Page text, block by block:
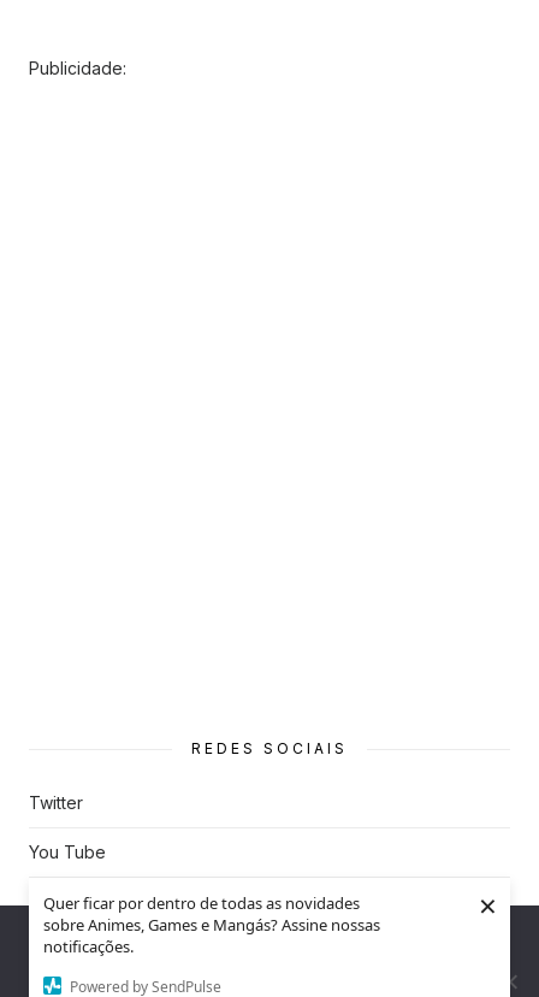
Quer ficar por dentro de todas as novidades
sobre Animes, Games e Mangás? Assine nossas
notificações.
Powered by SendPulse
×
Publicidade:
REDES SOCIAIS
Twitter
You Tube
Instagram
Nós utilizamos cookies para garantir que você tenha a melhor
experiência em nosso site. Se você continua a usar este site,
assumimos que você está satisfeito.